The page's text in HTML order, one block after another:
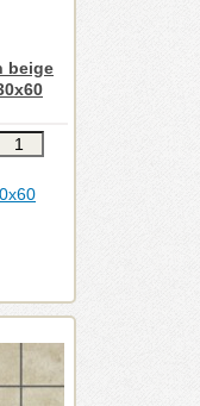
beige